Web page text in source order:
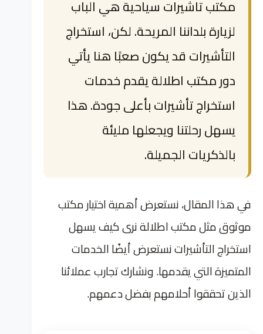
مكتب تاشيرات سياحية هي الباب
لزيارة بلداننا المريحة. لكن، استخراج
التأشيرات قد يكون صعبًا هنا يأتي
دور مكتب اطلالة يقدم خدمات
استخراج تأشيرات بأعلى جودة. هذا
يسهل رحلتنا ويجعلها مليئة
بالذكريات الجميلة.
في هذا المقال، نستعرض أهمية اختيار مكتب
موثوق مثل مكتب اطلالة نرى كيف يسهل
استخراج التأشيرات نستعرض أيضًا الخدمات
المتميزة التي يقدمها. ونشارك تجارب عملائنا
الذين تحققوا أحلامهم بفضل دعمهم.